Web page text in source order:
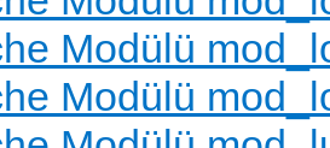
Modülü
Modülü